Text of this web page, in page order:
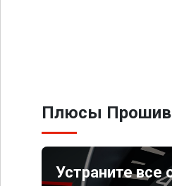
Плюсы
Устраните все